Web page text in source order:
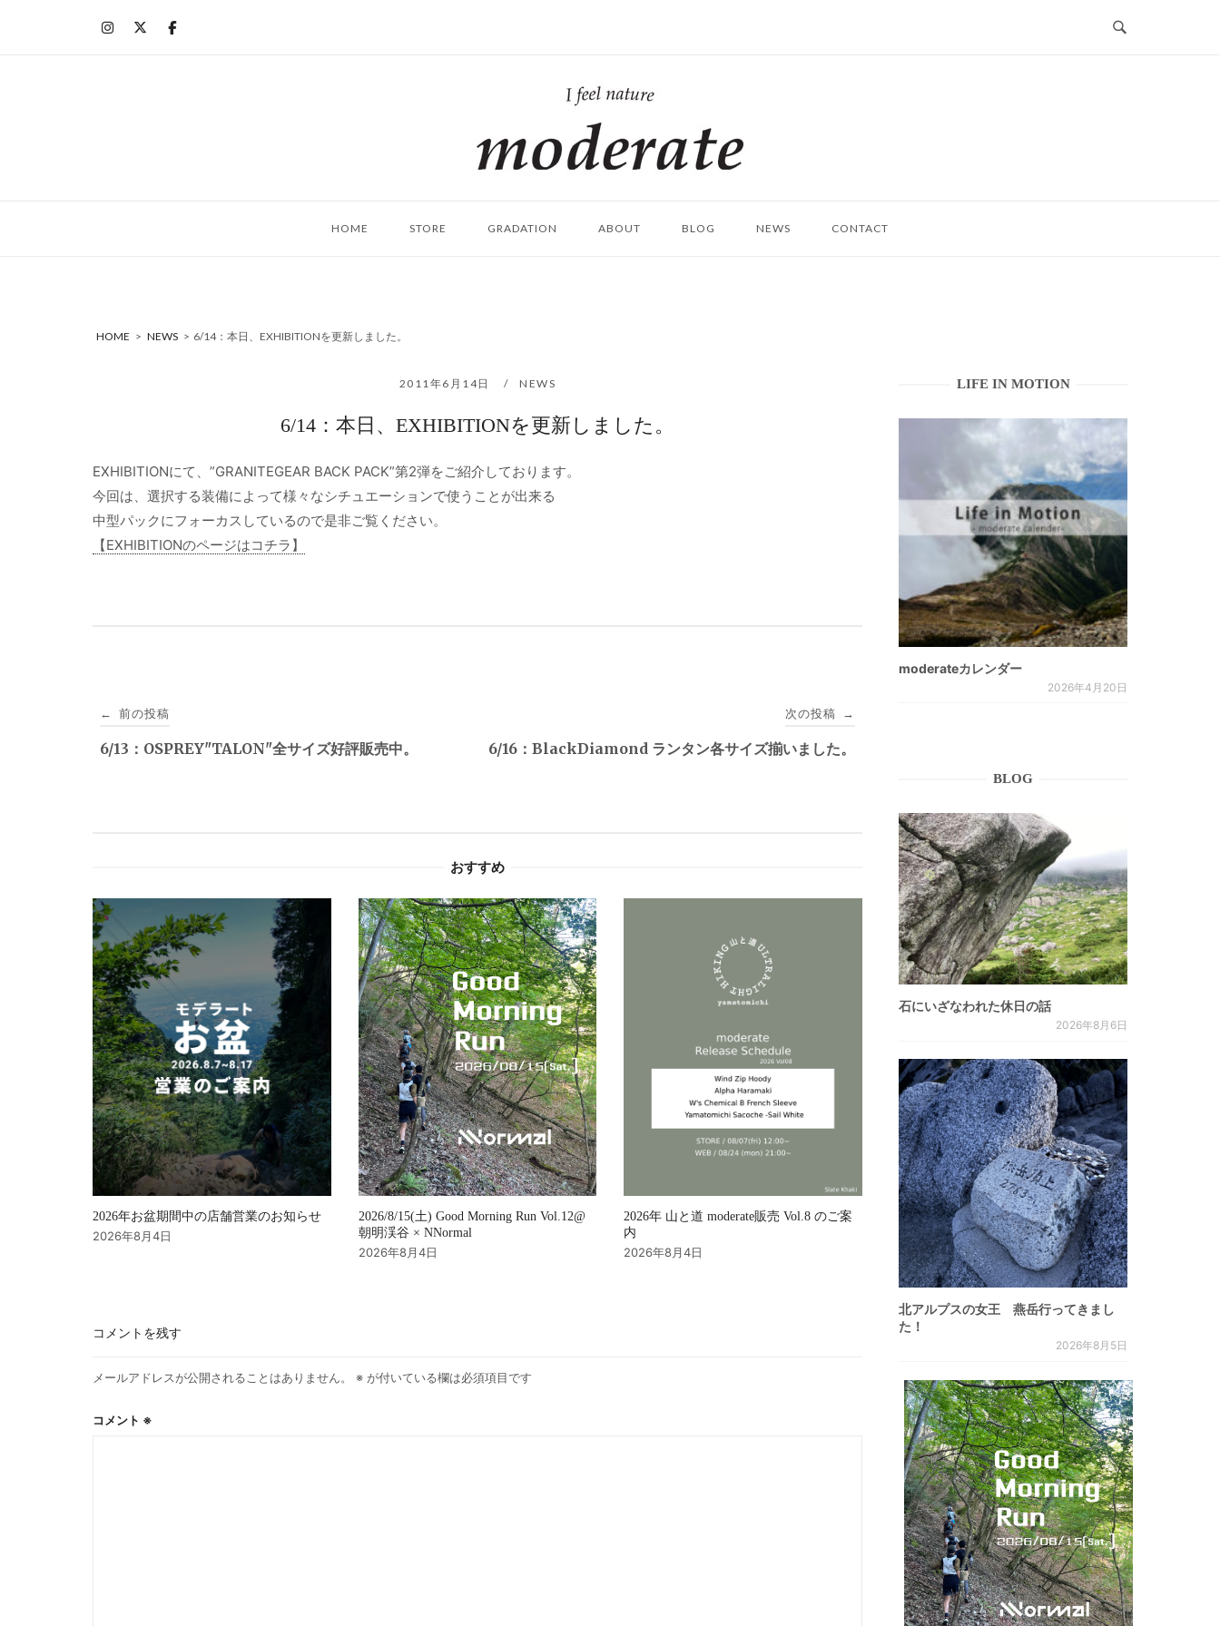
ム
HOME STORE GRADATION ABOUT BLOG NEWS CONTACT
HOME > NEWS > 6/14：本日、EXHIBITIONを更新しました。
2011年6月14日 NEWS
6/14：本日、EXHIBITIONを更新しました。
EXHIBITIONにて、”GRANITEGEAR BACK PACK”第2弾をご紹介しております。
今回は、選択する装備によって様々なシチュエーションで使うことが出来る
中型パックにフォーカスしているので是非ご覧ください。
【EXHIBITIONのページはコチラ】
稿
シ
ョ
ン
← 前の投稿
6/13：OSPREY"TALON"全サイズ好評販売中。
次の投稿 →
6/16：BlackDiamond ランタン各サイズ揃いました。
おすすめ
2026年お盆期間中の店舗営業のお知らせ
2026年8月4日
2026/8/15(土) Good Morning Run Vol.12@
朝明渓谷 × NNormal
2026年8月4日
2026年 山と道 moderate販売 Vol.8 のご案
内
2026年8月4日
コメントを残す
メールアドレスが公開されることはありません。 ※ が付いている欄は必須項目です
コメント ※
LIFE IN MOTION
moderateカレンダー
2026年4月20日
BLOG
石にいざなわれた休日の話
2026年8月6日
北アルプスの女王 燕岳行ってきまし
た！
2026年8月5日